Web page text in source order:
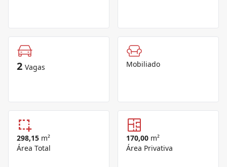
2 Vagas Mobiliado
298,15 m²
Área Total
170,00 m²
Área Privativa